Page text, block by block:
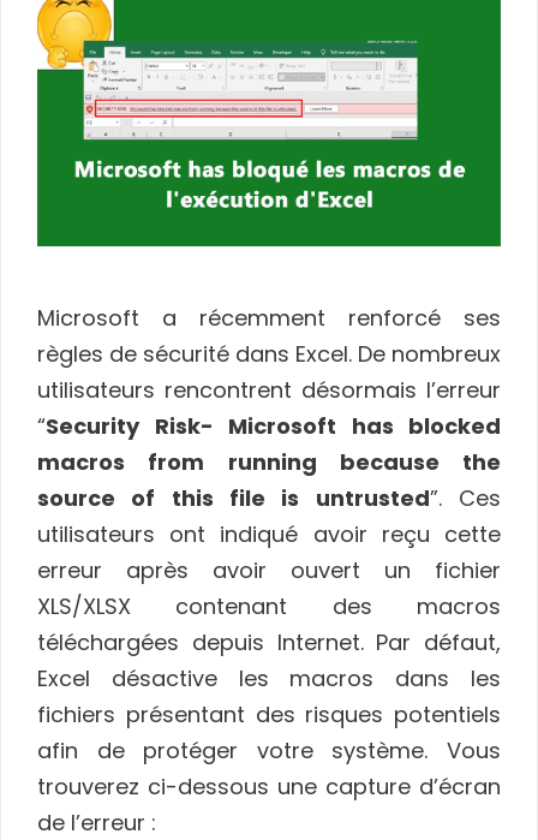
Microsoft a récemment renforcé ses
règles de sécurité dans Excel. De nombreux
utilisateurs rencontrent désormais l’erreur
“Security Risk- Microsoft has blocked
macros from running because the
source of this file is untrusted”. Ces
utilisateurs ont indiqué avoir reçu cette
erreur après avoir ouvert un fichier
XLS/XLSX contenant des macros
téléchargées depuis Internet. Par défaut,
Excel désactive les macros dans les
fichiers présentant des risques potentiels
afin de protéger votre système. Vous
trouverez ci-dessous une capture d’écran
de l’erreur :